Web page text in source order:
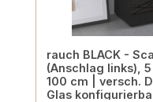
rauch BLACK -
(Anschlag links),
100 cm | versch.
Glas